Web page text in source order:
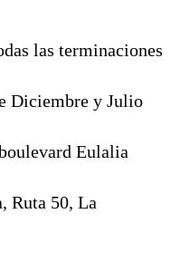
las terminaciones
Diciembre y Julio
Eulalia
Ruta 50, La